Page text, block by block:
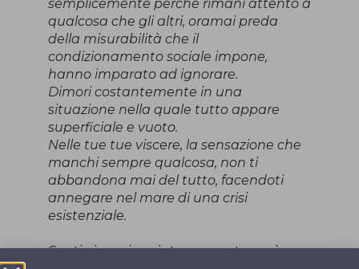
semplicemente perché rimani attento a
qualcosa che gli altri, oramai preda
della misurabilità che il
condizionamento sociale impone,
hanno imparato ad ignorare.
Dimori costantemente in una
situazione nella quale tutto appare
superficiale e vuoto.
Nelle tue tue viscere, la sensazione che
manchi sempre qualcosa, non ti
abbandona mai del tutto, facendoti
annegare nel mare di una crisi
esistenziale.
Sentirsi un viaggiatore errante però,